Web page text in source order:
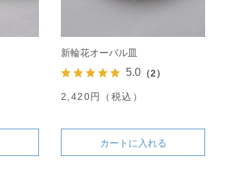
新輪花オーバル皿
5.0 （2）
2,420円（税込）
カートに入れる